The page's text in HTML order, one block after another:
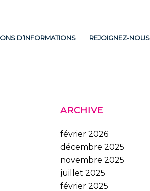
D’INFORMATIONS REJOIGNEZ-NOUS
ARCHIVE
février 2026
décembre 2025
novembre 2025
juillet 2025
février 2025